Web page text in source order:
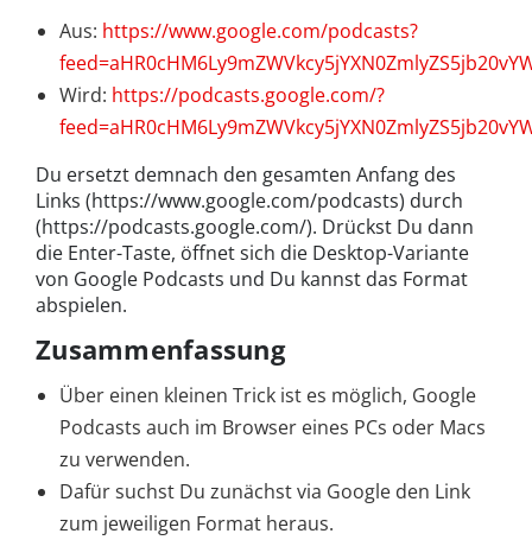
Aus: https://www.google.com/podcasts?
Wird: https://podcasts.google.com/?
Du ersetzt demnach den gesamten Anfang des
Links (https://www.google.com/podcasts) durch
(https://podcasts.google.com/). Drückst Du dann
die Enter-Taste, öffnet sich die Desktop-Variante
von Google Podcasts und Du kannst das Format
abspielen.
Zusammenfassung
Über einen kleinen Trick ist es möglich, Google
Podcasts auch im Browser eines PCs oder Macs
zu verwenden.
Dafür suchst Du zunächst via Google den Link
zum jeweiligen Format heraus.